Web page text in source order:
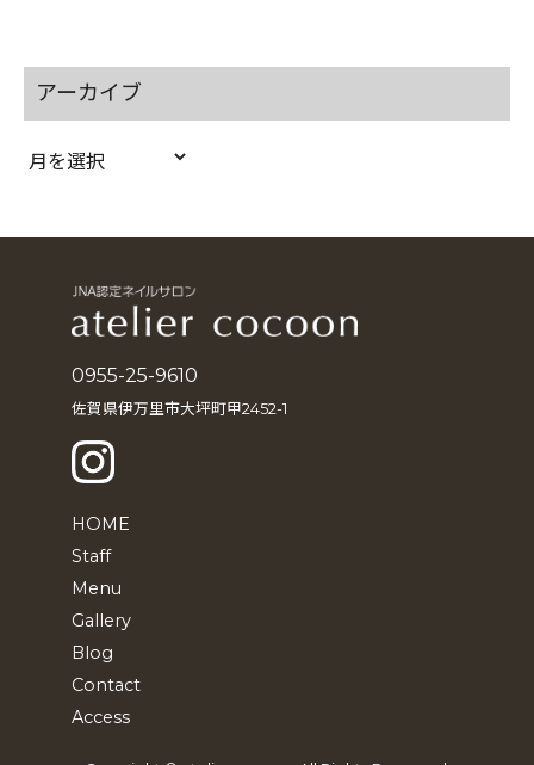
アーカイブ
ア
0955-25-9610
佐賀県伊万里市大坪町甲2452-1
HOME
Staff
Menu
Gallery
Blog
Contact
Access